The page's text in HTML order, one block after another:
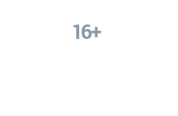
16+